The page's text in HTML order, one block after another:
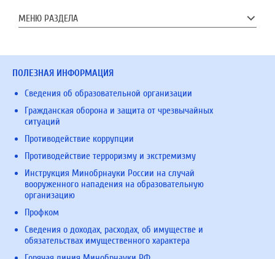
МЕНЮ РАЗДЕЛА
ПОЛЕЗНАЯ ИНФОРМАЦИЯ
Сведения об образовательной организации
Гражданская оборона и защита от чрезвычайных
ситуаций
Противодействие коррупции
Противодействие терроризму и экстремизму
Инструкция Минобрнауки России на случай
вооруженного нападения на образовательную
организацию
Профком
Сведения о доходах, расходах, об имуществе и
обязательствах имущественного характера